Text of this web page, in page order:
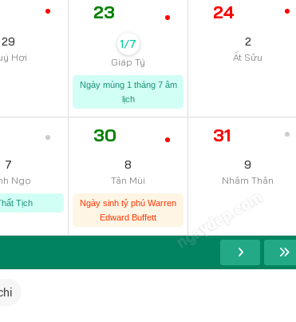
29
Hợi
23
1/7
Giáp Tý
Ngày mùng 1 tháng 7 âm
lịch
24
2
Ất Sửu
7
Ngọ
Tịch
30
8
Tân Mùi
Ngày sinh tỷ phú Warren
Edward Buffett
31
9
Nhâm Thân
ngaydep.com